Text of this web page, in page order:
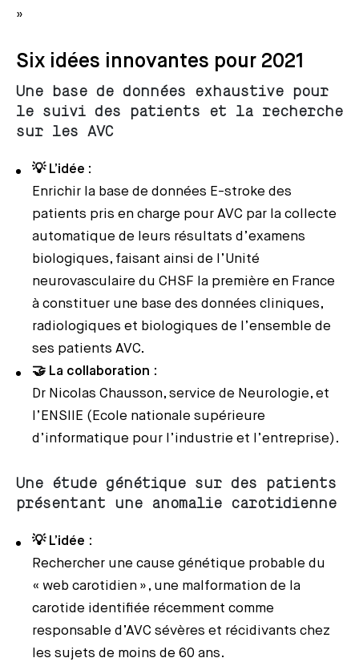
»
Six idées innovantes pour 2021
Une base de données exhaustive pour
le suivi des patients et la recherche
sur les AVC
💡 L’idée :
Enrichir la base de données E-stroke des
patients pris en charge pour AVC par la collecte
automatique de leurs résultats d’examens
biologiques, faisant ainsi de l’Unité
neurovasculaire du CHSF la première en France
à constituer une base des données cliniques,
radiologiques et biologiques de l’ensemble de
ses patients AVC.
🤝 La collaboration :
Dr Nicolas Chausson, service de Neurologie, et
l’ENSIIE (Ecole nationale supérieure
d’informatique pour l’industrie et l’entreprise).
Une étude génétique sur des patients
présentant une anomalie carotidienne
💡 L’idée :
Rechercher une cause génétique probable du
« web carotidien », une malformation de la
carotide identifiée récemment comme
responsable d’AVC sévères et récidivants chez
les sujets de moins de 60 ans.